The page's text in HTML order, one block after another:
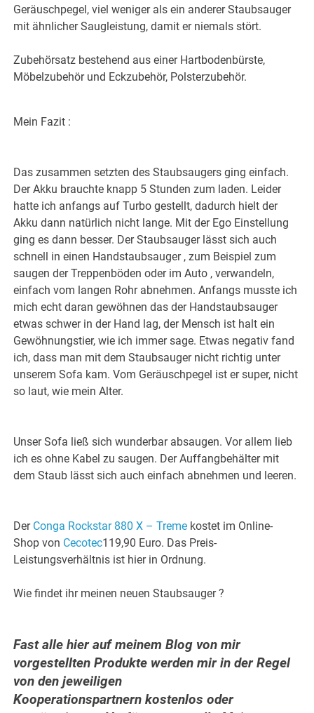
Geräuschpegel, viel weniger als ein anderer Staubsauger
mit ähnlicher Saugleistung, damit er niemals stört.
Zubehörsatz bestehend aus einer Hartbodenbürste,
Möbelzubehör und Eckzubehör, Polsterzubehör.
Mein Fazit :
Das zusammen setzten des Staubsaugers ging einfach.
Der Akku brauchte knapp 5 Stunden zum laden. Leider
hatte ich anfangs auf Turbo gestellt, dadurch hielt der
Akku dann natürlich nicht lange. Mit der Ego Einstellung
ging es dann besser. Der Staubsauger lässt sich auch
schnell in einen Handstaubsauger , zum Beispiel zum
saugen der Treppenböden oder im Auto , verwandeln,
einfach vom langen Rohr abnehmen. Anfangs musste ich
mich echt daran gewöhnen das der Handstaubsauger
etwas schwer in der Hand lag, der Mensch ist halt ein
Gewöhnungstier, wie ich immer sage. Etwas negativ fand
ich, dass man mit dem Staubsauger nicht richtig unter
unserem Sofa kam. Vom Geräuschpegel ist er super, nicht
so laut, wie mein Alter.
Unser Sofa ließ sich wunderbar absaugen. Vor allem lieb
ich es ohne Kabel zu saugen. Der Auffangbehälter mit
dem Staub lässt sich auch einfach abnehmen und leeren.
Der Conga Rockstar 880 X – Treme kostet im Online-
Shop von Cecotec119,90 Euro. Das Preis-
Leistungsverhältnis ist hier in Ordnung.
Wie findet ihr meinen neuen Staubsauger ?
Fast alle hier auf meinem Blog von mir
vorgestellten Produkte werden mir in der Regel
von den jeweiligen
Kooperationspartnern kostenlos oder